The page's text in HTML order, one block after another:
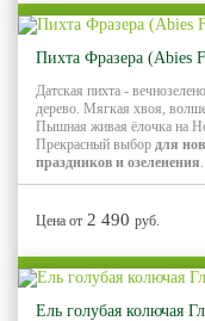
Пихта Фразера (Abies
Датская пихта -
дерево. Мягкая хвоя,
Пышная живая ёлочка на
Прекрасный выбор для
праздников и озеленения
Цена от 2 490 руб.
Ель голубая колючая